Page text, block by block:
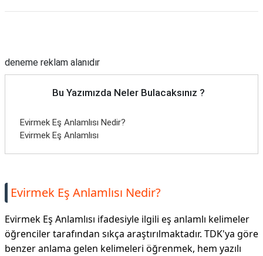
deneme reklam alanıdır
Bu Yazımızda Neler Bulacaksınız ?
Evirmek Eş Anlamlısı Nedir?
Evirmek Eş Anlamlısı
Evirmek Eş Anlamlısı Nedir?
Evirmek Eş Anlamlısı ifadesiyle ilgili eş anlamlı kelimeler
öğrenciler tarafından sıkça araştırılmaktadır. TDK'ya göre
benzer anlama gelen kelimeleri öğrenmek, hem yazılı